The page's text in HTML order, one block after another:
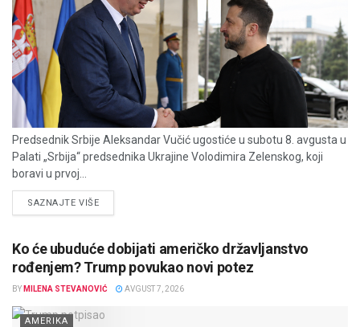
Predsednik Srbije Aleksandar Vučić ugostiće u subotu 8. avgusta u
Palati „Srbija“ predsednika Ukrajine Volodimira Zelenskog, koji
boravi u prvoj...
SAZNAJTE VIŠEDETAILS
Ko će ubuduće dobijati američko državljanstvo
rođenjem? Trump povukao novi potez
BY MILENA STEVANOVIĆ AVGUST 7, 2026
AMERIKA